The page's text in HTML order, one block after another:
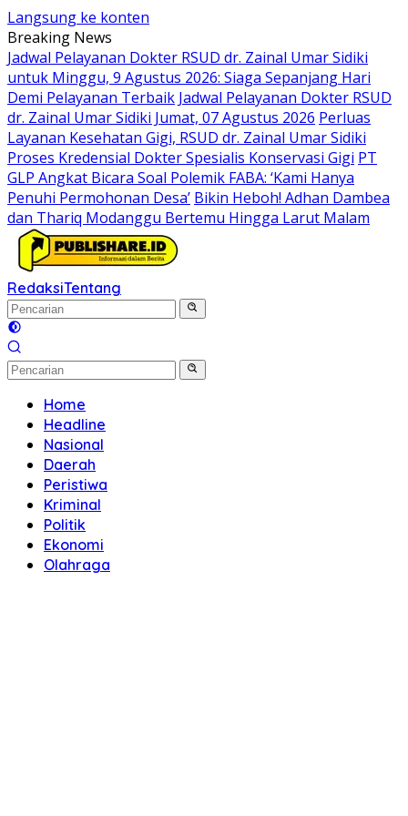
Langsung ke konten
Breaking News
Jadwal Pelayanan Dokter RSUD dr. Zainal Umar Sidiki
untuk Minggu, 9 Agustus 2026: Siaga Sepanjang Hari
Demi Pelayanan Terbaik Jadwal Pelayanan Dokter RSUD
dr. Zainal Umar Sidiki Jumat, 07 Agustus 2026 Perluas
Layanan Kesehatan Gigi, RSUD dr. Zainal Umar Sidiki
Proses Kredensial Dokter Spesialis Konservasi Gigi PT
GLP Angkat Bicara Soal Polemik FABA: ‘Kami Hanya
Penuhi Permohonan Desa’ Bikin Heboh! Adhan Dambea
dan Thariq Modanggu Bertemu Hingga Larut Malam
RedaksiTentang
Home
Headline
Nasional
Daerah
Peristiwa
Kriminal
Politik
Ekonomi
Olahraga